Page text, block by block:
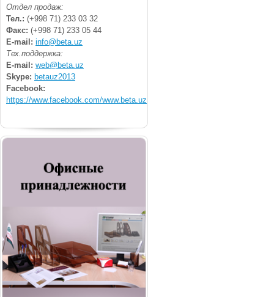
Отдел продаж:
Тел.: (+998 71) 233 03 32
Факс: (+998 71) 233 05 44
E-mail: info@beta.uz
Тех.поддержка:
E-mail: web@beta.uz
Skype: betauz2013
Facebook:
https://www.facebook.com/www.beta.uz